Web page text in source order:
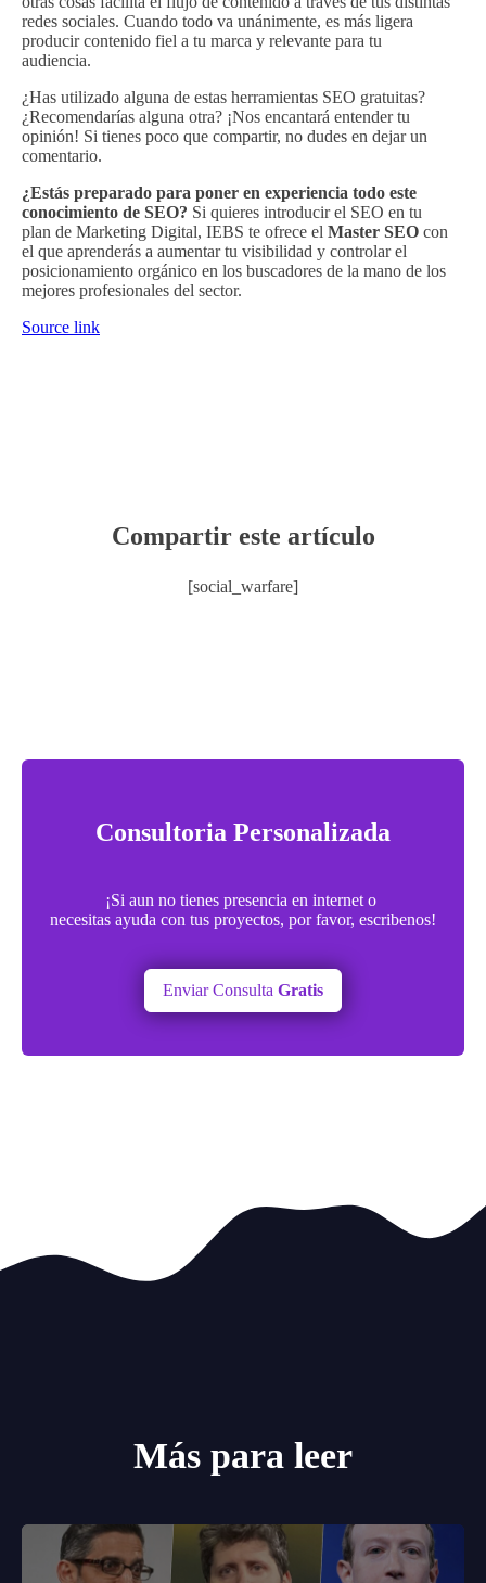
redes sociales. Cuando todo va unánimente, es más ligera
producir contenido fiel a tu marca y relevante para tu
audiencia.
¿Has utilizado alguna de estas herramientas SEO gratuitas?
¿Recomendarías alguna otra? ¡Nos encantará entender tu
opinión! Si tienes poco que compartir, no dudes en dejar un
comentario.
¿Estás preparado para poner en experiencia todo este
conocimiento de SEO? Si quieres introducir el SEO en tu
plan de Marketing Digital, IEBS te ofrece el Master SEO con
el que aprenderás a aumentar tu visibilidad y controlar el
posicionamiento orgánico en los buscadores de la mano de los
mejores profesionales del sector.
Source link
Compartir este artículo
[social_warfare]
Consultoria Personalizada
¡Si aun no tienes presencia en internet o
necesitas ayuda con tus proyectos, por favor, escribenos!
Enviar Consulta Gratis
Más para leer